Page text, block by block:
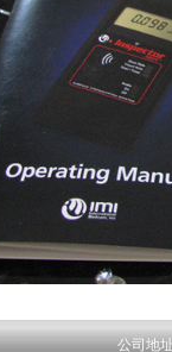
公司地